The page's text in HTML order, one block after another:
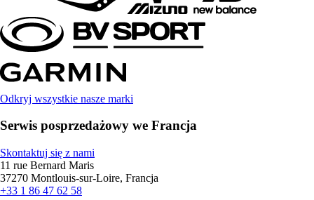
Odkryj wszystkie nasze marki
Serwis posprzedażowy we Francja
Skontaktuj się z nami
11 rue Bernard Maris
37270 Montlouis-sur-Loire, Francja
+33 1 86 47 62 58